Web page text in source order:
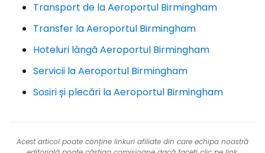
Transport de la Aeroportul Birmingham
Transfer la Aeroportul Birmingham
Hoteluri lângă Aeroportul Birmingham
Servicii la Aeroportul Birmingham
Sosiri și plecări la Aeroportul Birmingham
Acest articol poate conține linkuri afiliate din care echipa noastră